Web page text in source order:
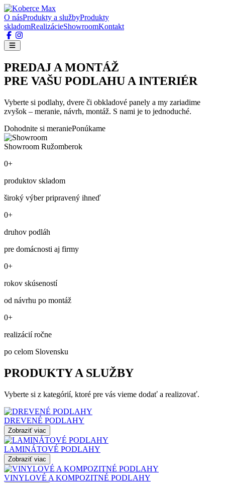
O násProdukty a službyProdukty
skladomRealizácieShowroomKontakt
PREDAJ A MONTÁŽ
PRE VAŠU PODLAHU A INTERIÉR
Vyberte si podlahy, dvere či obkladové panely a my zariadime
zvyšok – meranie, návrh, montáž. S nami je to jednoduché.
Dohodnite si meraniePonúkame
Showroom Ružomberok
0+
produktov skladom
široký výber pripravený ihneď
0+
druhov podláh
pre domácnosti aj firmy
0+
rokov skúseností
od návrhu po montáž
0+
realizácií ročne
po celom Slovensku
PRODUKTY A SLUŽBY
Vyberte si z kategórií, ktoré pre vás vieme dodať a realizovať.
DREVENÉ PODLAHY
Zobraziť viac
LAMINÁTOVÉ PODLAHY
Zobraziť viac
VINYLOVÉ A KOMPOZITNÉ PODLAHY